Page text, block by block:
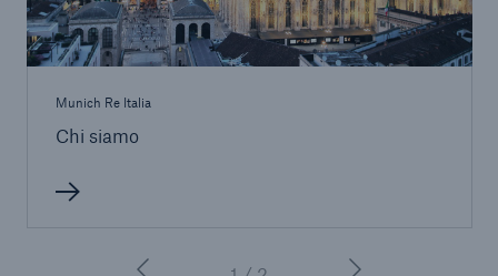
Munich Re Italia
Chi siamo